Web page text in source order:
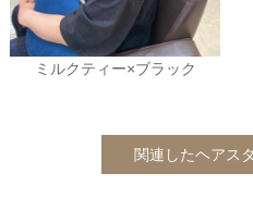
ミルクティー×ブラック
関連したヘアス